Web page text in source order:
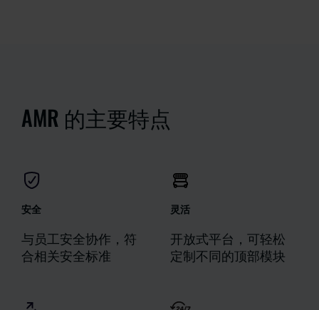
AMR 的主要特点
安全
与员工安全协作，符
合相关安全标准
灵活
开放式平台，可轻松
定制不同的顶部模块